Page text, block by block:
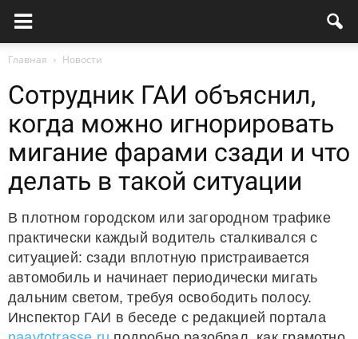
Главная Новости
Сотрудник ГАИ объяснил,
когда можно игнорировать
мигание фарами сзади и что
делать в такой ситуации
В плотном городском или загородном трафике
практически каждый водитель сталкивался с
ситуацией: сзади вплотную пристраивается
автомобиль и начинает периодически мигать
дальним светом, требуя освободить полосу.
Инспектор ГАИ в беседе с редакцией портала